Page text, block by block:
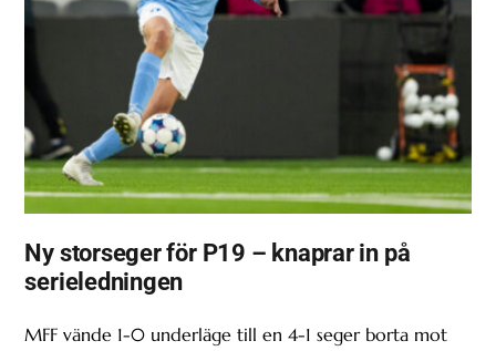
Ny storseger för P19 – knaprar in på
serieledningen
MFF vände 1-0 underläge till en 4-1 seger borta mot